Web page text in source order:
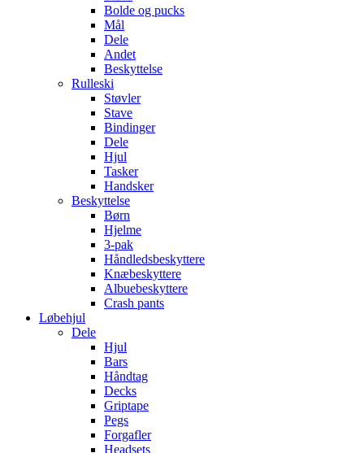
Bolde og pucks
Mål
Dele
Andet
Beskyttelse
Rulleski
Støvler
Stave
Bindinger
Dele
Hjul
Tasker
Handsker
Beskyttelse
Børn
Hjelme
3-pak
Håndledsbeskyttere
Knæbeskyttere
Albuebeskyttere
Crash pants
Løbehjul
Dele
Hjul
Bars
Håndtag
Decks
Griptape
Pegs
Forgafler
Headsets